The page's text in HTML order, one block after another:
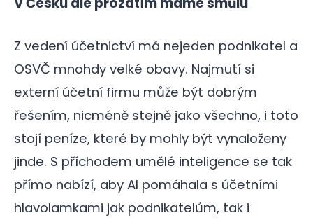
Z vedení účetnictví má nejeden podnikatel a
OSVČ mnohdy velké obavy. Najmutí si
externí účetní firmu může být dobrým
řešením, nicméně stejně jako všechno, i toto
stojí peníze, které by mohly být vynaloženy
jinde. S příchodem umělé inteligence se tak
přímo nabízí, aby AI pomáhala s účetními
hlavolamkami jak podnikatelům, tak i